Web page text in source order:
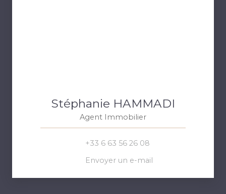
Stéphanie HAMMADI
Agent Immobilier
+33 6 63 56 26 08
Envoyer un e-mail